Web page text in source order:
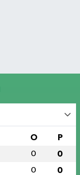
O P
0 0
0 0